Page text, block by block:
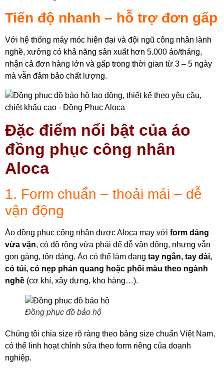
Tiến độ nhanh – hỗ trợ đơn gấp
Với hệ thống máy móc hiện đại và đội ngũ công nhân lành
nghề, xưởng có khả năng sản xuất hơn 5.000 áo/tháng,
nhận cả đơn hàng lớn và gấp trong thời gian từ 3 – 5 ngày
mà vẫn đảm bảo chất lượng.
Đặc điểm nổi bật của áo
đồng phục công nhân
Aloca
1. Form chuẩn – thoải mái – dễ
vận động
Áo đồng phục công nhân được Aloca may với form dáng
vừa vặn, có độ rộng vừa phải để dễ vận động, nhưng vẫn
gọn gàng, tôn dáng. Áo có thể làm dạng tay ngắn, tay dài,
có túi, có nẹp phản quang hoặc phối màu theo ngành
nghề (cơ khí, xây dựng, kho hàng…).
Đồng phục đồ bảo hộ
Chúng tôi chia size rõ ràng theo bảng size chuẩn Việt Nam,
có thể linh hoạt chỉnh sửa theo form riêng của doanh
nghiệp.